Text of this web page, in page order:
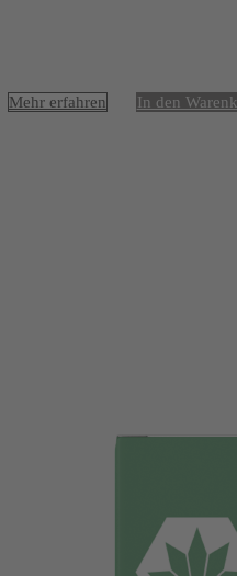
Mehr erfahren In den